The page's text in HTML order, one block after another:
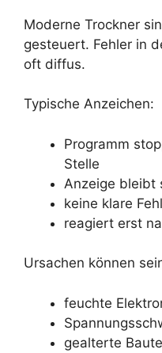
Moderne Trockner
gesteuert. Fehler in
oft diffus.
Typische Anzeichen:
Programm
Stelle
Anzeige bleibt
keine klare
reagiert erst
Ursachen können
feuchte
gealterte